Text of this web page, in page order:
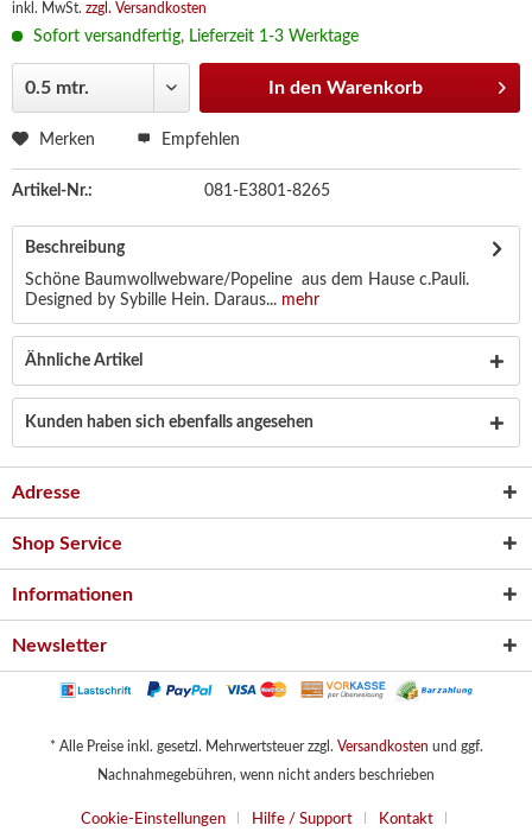
inkl. MwSt. zzgl. Versandkosten
Sofort versandfertig, Lieferzeit 1-3 Werktage
In den Warenkorb
Merken Empfehlen
Artikel-Nr.: 081-E3801-8265
Beschreibung
Schöne Baumwollwebware/Popeline aus dem Hause c.Pauli.
Designed by Sybille Hein. Daraus... mehr
Ähnliche Artikel
Kunden haben sich ebenfalls angesehen
Adresse
Shop Service
Informationen
Newsletter
* Alle Preise inkl. gesetzl. Mehrwertsteuer zzgl. Versandkosten und ggf.
Nachnahmegebühren, wenn nicht anders beschrieben
Cookie-Einstellungen Hilfe / Support Kontakt